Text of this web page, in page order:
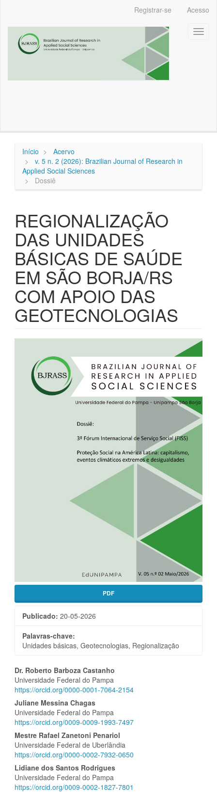
principal
Barra
Lateral
Registrar-se Acesso
Início
Acervo
v. 5 n. 2 (2026): Brazilian Journal of Research in
Applied Social Sciences
Dossiê
REGIONALIZAÇÃO
DAS UNIDADES
BÁSICAS DE SAÚDE
EM SÃO BORJA/RS
COM APOIO DAS
GEOTECNOLOGIAS
lateral
artigos
PDF
Publicado: 20-05-2026
Palavras-chave:
Unidades básicas, Geotecnologias, Regionalização
Conteúdo
do
artigo
principal
Dr. Roberto Barboza Castanho
Universidade Federal do Pampa
https://orcid.org/0000-0001-7064-2154
Juliane Messina Chagas
Universidade Federal do Pampa
https://orcid.org/0009-0009-1993-7497
Mestre Rafael Zanetoni Penariol
Universidade Federal de Uberlândia
https://orcid.org/0000-0002-7932-0650
Lidiane dos Santos Rodrigues
Universidade Federal do Pampa
https://orcid.org/0009-0002-1827-7801